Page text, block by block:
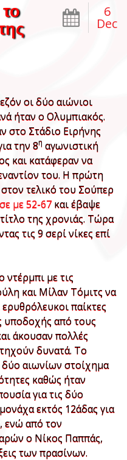
6
Dec
οι δύο αιώνιοι
ήταν ο Ολυμπιακός.
στο Στάδιο Ειρήνης
την 8η αγωνιστική
και κατάφεραν να
του. Η πρώτη
τελικό του Σούπερ
με 52-67και έβαψε
της χρονιάς. Τώρα
τις 9 σερί νίκες επί
με τις
και Μίλαν Τόμιτς να
παίκτες
υποδοχής από τους
άκουσαν πολλές
δυνατά. Το
αιωνίων στοίχημα
καθώς ήταν
για τις δύο
εκτός 12άδας για
ενώ από τον
ο Νίκος Παππάς,
των πρασίνων.